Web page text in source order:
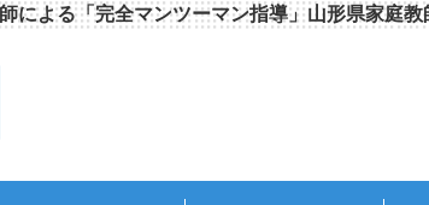
による「完全マンツーマン指導」山形県家庭教